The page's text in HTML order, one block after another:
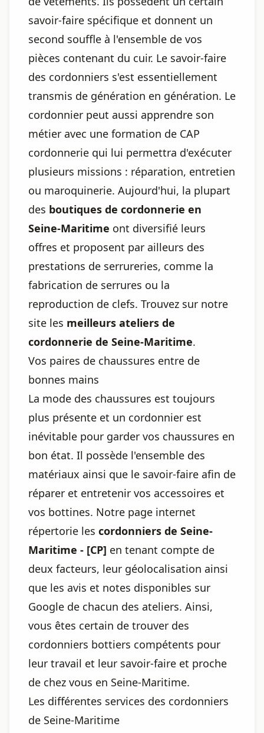
savoir-faire spécifique et donnent un
second souffle à l'ensemble de vos
pièces contenant du cuir. Le savoir-faire
des cordonniers s'est essentiellement
transmis de génération en génération. Le
cordonnier peut aussi apprendre son
métier avec une formation de CAP
cordonnerie qui lui permettra d'exécuter
plusieurs missions : réparation, entretien
ou maroquinerie. Aujourd'hui, la plupart
des boutiques de cordonnerie en
Seine-Maritime ont diversifié leurs
offres et proposent par ailleurs des
prestations de serrureries, comme la
fabrication de serrures ou la
reproduction de clefs. Trouvez sur notre
site les meilleurs ateliers de
cordonnerie de Seine-Maritime.
Vos paires de chaussures entre de
bonnes mains
La mode des chaussures est toujours
plus présente et un cordonnier est
inévitable pour garder vos chaussures en
bon état. Il possède l'ensemble des
matériaux ainsi que le savoir-faire afin de
réparer et entretenir vos accessoires et
vos bottines. Notre page internet
répertorie les cordonniers de Seine-
Maritime - [CP] en tenant compte de
deux facteurs, leur géolocalisation ainsi
que les avis et notes disponibles sur
Google de chacun des ateliers. Ainsi,
vous êtes certain de trouver des
cordonniers bottiers compétents pour
leur travail et leur savoir-faire et proche
de chez vous en Seine-Maritime.
Les différentes services des cordonniers
de Seine-Maritime